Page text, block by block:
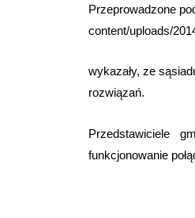
Przeprowadzone
content/uploads/
wykazały, ze
rozwiązań.
Przedstawiciele
funkcjonowanie